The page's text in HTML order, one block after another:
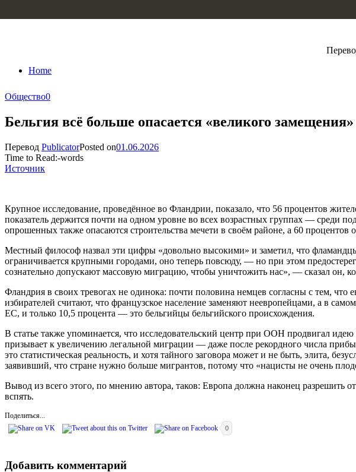
Home
Общество0
Бельгия всё больше опасается «великого замещения»
Перевод PublicatorPosted on01.06.2026
Time to Read:-words
Источник
Крупное исследование, проведённое во Фландрии, показало, что 56 процентов
показатель держится почти на одном уровне во всех возрастных группах — среди
опрошенных также опасаются строительства мечети в своём районе, а 60
Местный философ назвал эти цифры «довольно высокими» и заметил, что
ограничивается крупными городами, оно теперь повсюду, — но при этом
сознательно допускают массовую миграцию, чтобы уничтожить нас», — сказал он,
Фландрия в своих тревогах не одинока: почти половина немцев согласны с тем,
избирателей считают, что французское население заменяют неевропейцами, а в
ЕС, и только 10,5 процента — это бельгийцы бельгийского происхождения.
В статье также упоминается, что исследовательский центр при ООН продвигал
призывает к увеличению легальной миграции — даже после рекордного числа
это статистическая реальность, и хотя тайного заговора может и не быть, элита,
заявивший, что стране нужно больше мигрантов, потому что «нацисты не очень
Вывод из всего этого, по мнению автора, таков: Европа должна наконец разрешить
вспять.
Поделиться...
0
Добавить комментарий